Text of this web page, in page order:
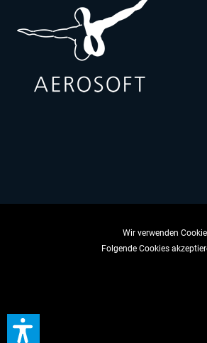
Wir verwenden
Folgende Cookies